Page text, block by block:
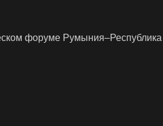
форуме Румыния–Республика